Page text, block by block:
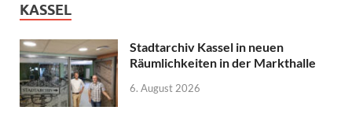
KASSEL
Stadtarchiv Kassel in neuen
Räumlichkeiten in der Markthalle
6. August 2026